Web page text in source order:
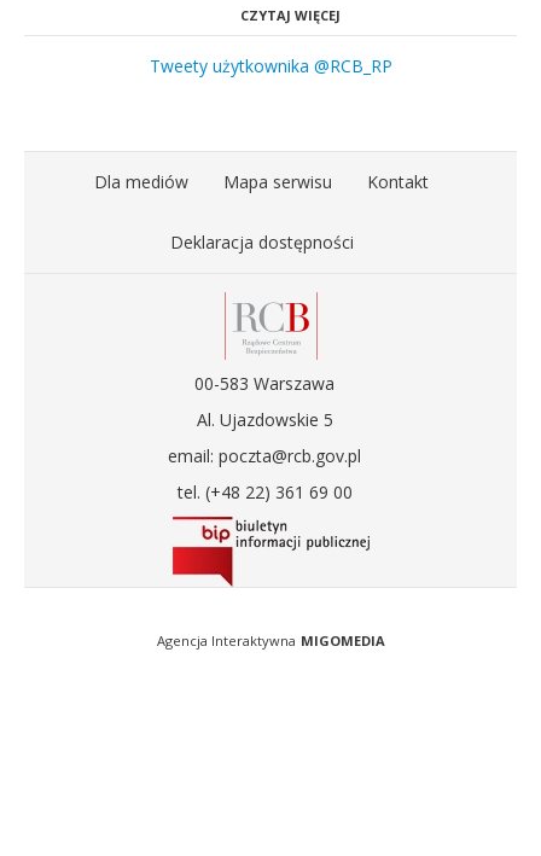
CZYTAJ WIĘCEJ
Tweety użytkownika @RCB_RP
Dla mediów Mapa serwisu Kontakt
Deklaracja dostępności
00-583 Warszawa
Al. Ujazdowskie 5
email: poczta@rcb.gov.pl
tel. (+48 22) 361 69 00
Agencja Interaktywna MIGOMEDIA